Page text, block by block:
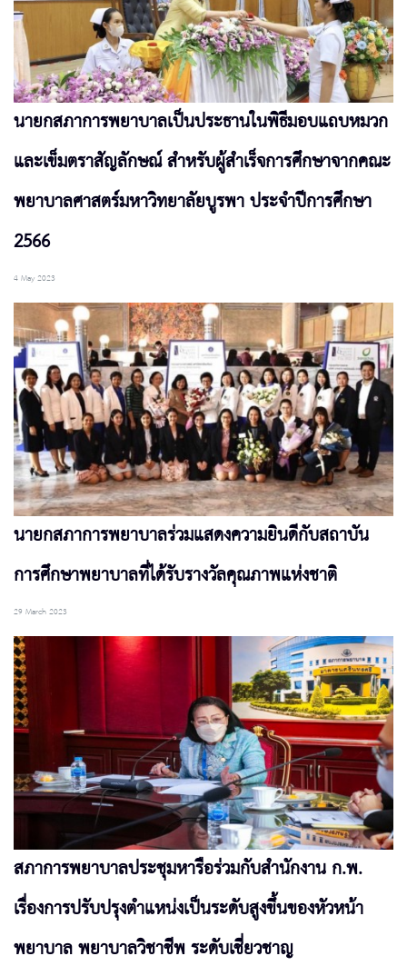
นายกสภาการพยาบาลเป็นประธานในพิธีมอบแถบหมวก
และเข็มตราสัญลักษณ์ สำหรับผู้สำเร็จการศึกษาจากคณะ
พยาบาลศาสตร์มหาวิทยาลัยบูรพา ประจำปีการศึกษา
2566
4 May 2023
นายกสภาการพยาบาลร่วมแสดงความยินดีกับสถาบัน
การศึกษาพยาบาลที่ได้รับรางวัลคุณภาพแห่งชาติ
29 March 2023
สภาการพยาบาลประชุมหารือร่วมกับสำนักงาน ก.พ.
เรื่องการปรับปรุงตำแหน่งเป็นระดับสูงขึ้นของหัวหน้า
พยาบาล พยาบาลวิชาชีพ ระดับเชี่ยวชาญ